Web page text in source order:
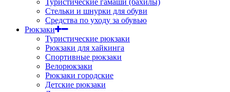
Туристические гамаши (бахилы)
Стельки и шнурки для обуви
Средства по уходу за обувью
Рюкзаки
Туристические рюкзаки
Рюкзаки для хайкинга
Спортивные рюкзаки
Велорюкзаки
Рюкзаки городские
Детские рюкзаки